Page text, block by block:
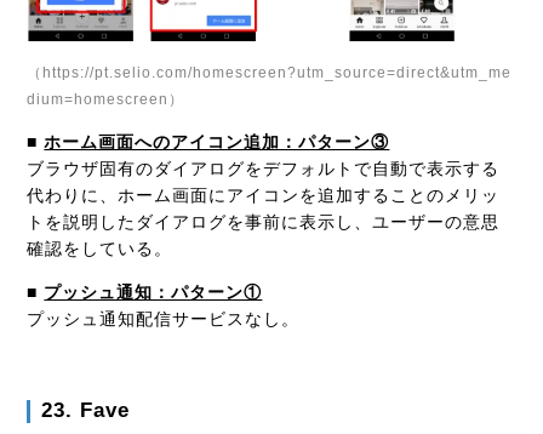
（https://pt.selio.com/homescreen?utm_source=direct&utm_me
dium=homescreen）
■ ホーム画面へのアイコン追加：パターン③
ブラウザ固有のダイアログをデフォルトで自動で表示する
代わりに、ホーム画面にアイコンを追加することのメリッ
トを説明したダイアログを事前に表示し、ユーザーの意思
確認をしている。
■ プッシュ通知：パターン①
プッシュ通知配信サービスなし。
23. Fave